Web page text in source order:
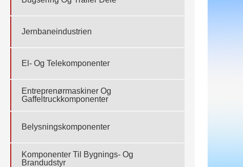
Jernbaneindustrien
El- Og Telekomponenter
Entreprenørmaskiner Og
Gaffeltruckkomponenter
Belysningskomponenter
Komponenter Til Bygnings- Og
Brandudstyr